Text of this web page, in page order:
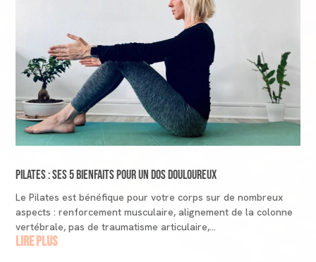
Pilates : ses 5 bienfaits pour un dos douloureux
Le Pilates est bénéfique pour votre corps sur de nombreux
aspects : renforcement musculaire, alignement de la colonne
vertébrale, pas de traumatisme articulaire,…
lire plus